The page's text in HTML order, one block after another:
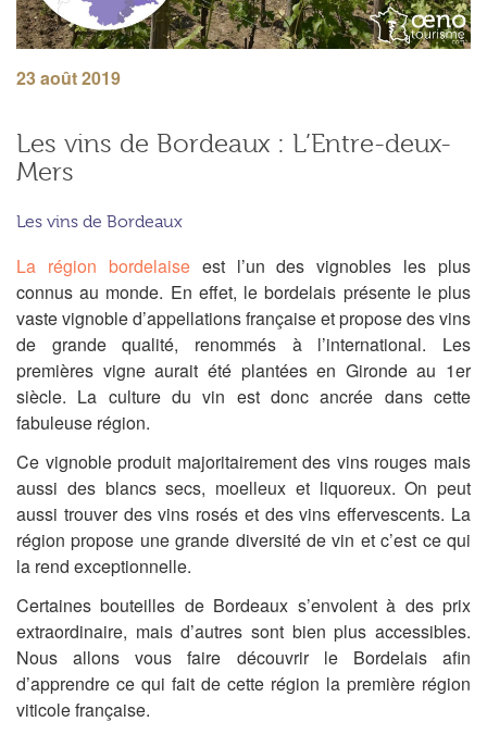
23 août 2019
Les vins de Bordeaux : L’Entre-deux-
Mers
Les vins de Bordeaux
La région bordelaiseest l’un des vignobles les plus
connus au monde. En effet, le bordelais présente le plus
vaste vignoble d’appellations française et propose des vins
de grande qualité, renommés à l’international. Les
premières vigne aurait été plantées en Gironde au 1er
siècle. La culture du vin est donc ancrée dans cette
fabuleuse région.
Ce vignoble produit majoritairement des vins rouges mais
aussi des blancs secs, moelleux et liquoreux. On peut
aussi trouver des vins rosés et des vins effervescents. La
région propose une grande diversité de vin et c’est ce qui
la rend exceptionnelle.
Certaines bouteilles de Bordeaux s’envolent à des prix
extraordinaire, mais d’autres sont bien plus accessibles.
Nous allons vous faire découvrir le Bordelais afin
d’apprendre ce qui fait de cette région la première région
viticole française.